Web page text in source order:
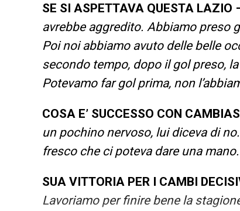
SE SI ASPETTAVA QUESTA LAZIO
avrebbe aggredito. Abbiamo preso
Poi noi abbiamo avuto delle belle
secondo tempo, dopo il gol preso,
Potevamo far gol prima, non
COSA E’ SUCCESSO CON
un pochino nervoso, lui diceva di
fresco che ci poteva dare una
SUA VITTORIA PER I CAMBI
Lavoriamo per finire bene la